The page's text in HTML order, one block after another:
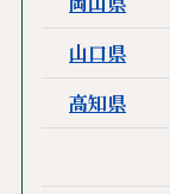
山口県
高知県